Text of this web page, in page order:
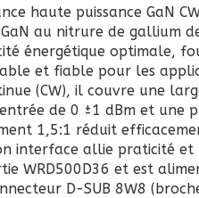
haute puissance GaN
au nitrure de gallium
énergétique optimale,
et fiable pour les
(CW), il couvre une
de 0 ±1 dBm et une
1,5:1 réduit
interface allie praticité
WRD500D36 et est
D-SUB 8W8